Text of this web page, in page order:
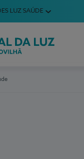
LUZ SAÚDE
da Covilhã